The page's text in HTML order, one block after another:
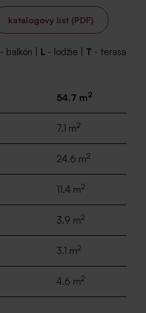
katalogový list (PDF)
- balkón | L - lodžie | T - terasa
54.7 m2
7.1 m2
24.6 m2
11.4 m2
3.9 m2
3.1 m2
4.6 m2